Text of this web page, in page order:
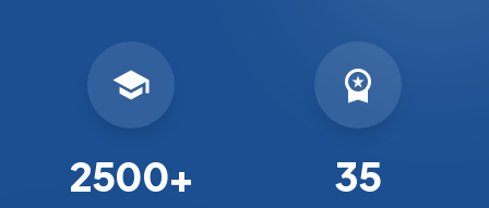
school
2500+
workspace_premium
35